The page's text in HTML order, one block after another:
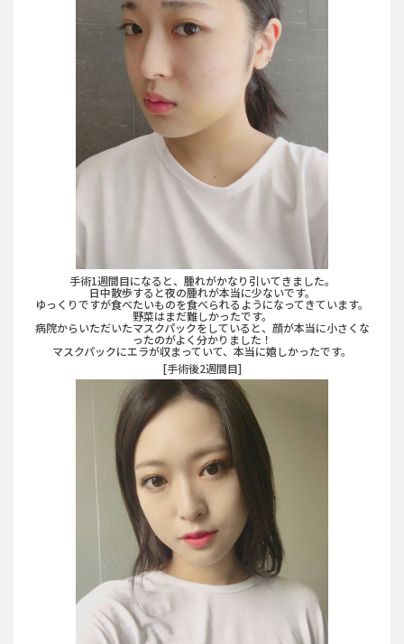
手術1週間目になると、腫れがかなり引いてきました。
日中散歩すると夜の腫れが本当に少ないです。
ゆっくりですが食べたいものを食べられるようになってきています。
野菜はまだ難しかったです。
病院からいただいたマスクパックをしていると、顔が本当に小さくな
ったのがよく分かりました！
マスクパックにエラが収まっていて、本当に嬉しかったです。
[手術後2週間目]